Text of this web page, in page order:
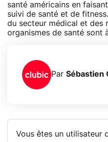
santé américains en
suivi de santé et de
du secteur médical et des
organismes de santé sont
Par Sébastien
Vous êtes un utilisateur